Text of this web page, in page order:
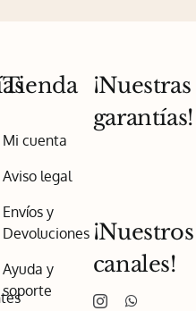
Tienda
Mi cuenta
Aviso legal
Envíos y
Devoluciones
Ayuda y
soporte
¡Nuestras
garantías!
¡Nuestros
canales!